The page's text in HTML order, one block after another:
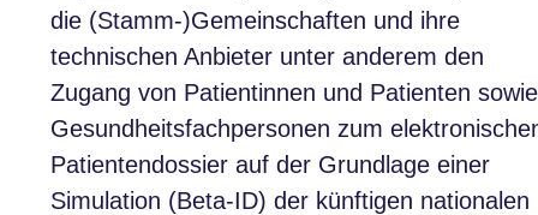
die (Stamm-)Gemeinschaften und ihre
technischen Anbieter unter anderem den
Zugang von Patientinnen und Patienten sowie
Gesundheitsfachpersonen zum
Patientendossier auf der Grundlage einer
Simulation (Beta-ID) der künftigen nationalen